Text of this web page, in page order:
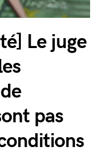
Le juge
pas